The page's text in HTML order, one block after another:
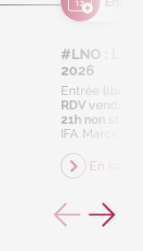
#LNO : La
2026
Entrée
RDV
21h non stop
IFA Marcel
En